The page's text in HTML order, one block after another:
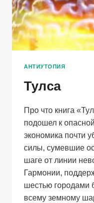
АНТИУТОПИЯ
Тулса
Про что книга
подошел к
экономика почти
силы, сумевшие
шаге от линии
Гармонии,
шестью городами
всему земному